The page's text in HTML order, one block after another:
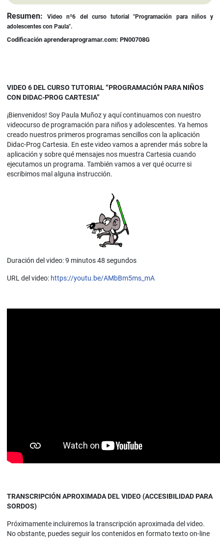
Resumen:
Video nº6 del curso tutorial "Programación para niños y
adolescentes con Paula".
Codificación aprenderaprogramar.com: PN00708G
VIDEO 6 DEL CURSO TUTORIAL “PROGRAMACIÓN PARA NIÑOS
CON DIDAC-PROG CARTESIA”
¡Bienvenidos! Soy Paula Muñoz y aquí continuamos con nuestro
videocurso de programación para niños y adolescentes. Ya hemos
creado nuestros primeros programas sencillos con la aplicación
Didac-Prog Cartesia. En este video vamos a aprender más sobre la
aplicación y sobre qué mensajes nos muestra Cartesia cuando
ejecutamos un programa. También vamos a ver qué ocurre si
escribimos mal alguna instrucción.
Duración del video: 9 minutos 48 segundos
URL del video: https://youtu.be/AMbBm5ms_mA
TRANSCRIPCIÓN APROXIMADA DEL VIDEO (ACCESIBILIDAD PARA
SORDOS)
Próximamente incluiremos la transcripción aproximada del video.
No obstante, puedes seguir los contenidos en formato texto on-line